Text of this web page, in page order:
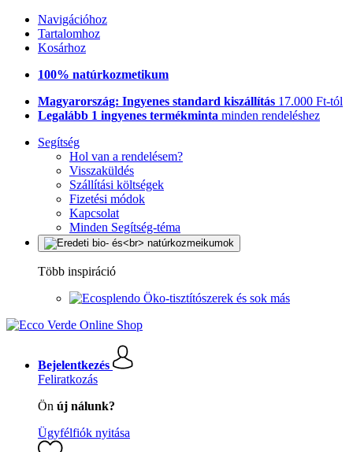
Navigációhoz
Tartalomhoz
Kosárhoz
100% natúrkozmetikum
Magyarország: Ingyenes standard kiszállítás 17.000 Ft-tól
Legalább 1 ingyenes termékminta minden rendeléshez
Segítség
Hol van a rendelésem?
Visszaküldés
Szállítási költségek
Fizetési módok
Kapcsolat
Minden Segítség-téma
Több inspiráció
Öko-tisztítószerek és sok más
Bejelentkezés
Feliratkozás
Ön új nálunk?
Ügyfélfiók nyitása